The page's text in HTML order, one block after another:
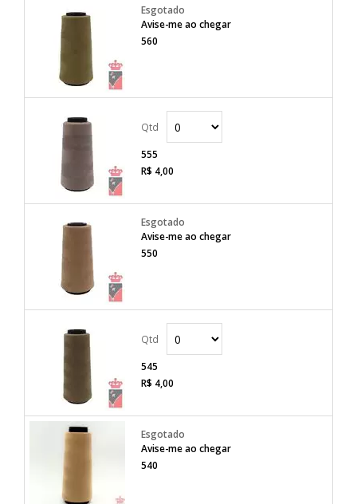
Avise-me ao chegar
560
555
R$ 4,00
Avise-me ao chegar
550
545
R$ 4,00
Avise-me ao chegar
540